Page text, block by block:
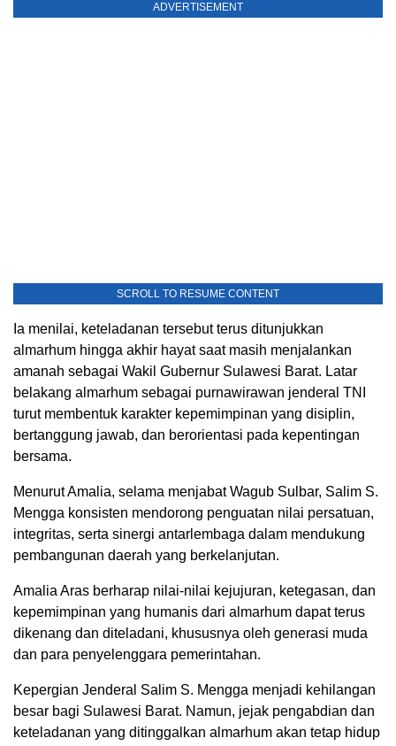
ADVERTISEMENT
SCROLL TO RESUME CONTENT
Ia menilai, keteladanan tersebut terus ditunjukkan
almarhum hingga akhir hayat saat masih menjalankan
amanah sebagai Wakil Gubernur Sulawesi Barat. Latar
belakang almarhum sebagai purnawirawan jenderal TNI
turut membentuk karakter kepemimpinan yang disiplin,
bertanggung jawab, dan berorientasi pada kepentingan
bersama.
Menurut Amalia, selama menjabat Wagub Sulbar, Salim S.
Mengga konsisten mendorong penguatan nilai persatuan,
integritas, serta sinergi antarlembaga dalam mendukung
pembangunan daerah yang berkelanjutan.
Amalia Aras berharap nilai-nilai kejujuran, ketegasan, dan
kepemimpinan yang humanis dari almarhum dapat terus
dikenang dan diteladani, khususnya oleh generasi muda
dan para penyelenggara pemerintahan.
Kepergian Jenderal Salim S. Mengga menjadi kehilangan
besar bagi Sulawesi Barat. Namun, jejak pengabdian dan
keteladanan yang ditinggalkan almarhum akan tetap hidup